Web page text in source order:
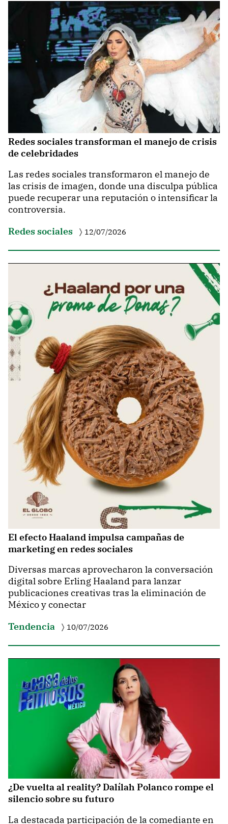
Redes sociales transforman el manejo de crisis
de celebridades
Las redes sociales transformaron el manejo de
las crisis de imagen, donde una disculpa pública
puede recuperar una reputación o intensificar la
controversia.
Redes sociales
12/07/2026
El efecto Haaland impulsa campañas de
marketing en redes sociales
Diversas marcas aprovecharon la conversación
digital sobre Erling Haaland para lanzar
publicaciones creativas tras la eliminación de
México y conectar
Tendencia
10/07/2026
¿De vuelta al reality? Dalílah Polanco rompe el
silencio sobre su futuro
La destacada participación de la comediante en